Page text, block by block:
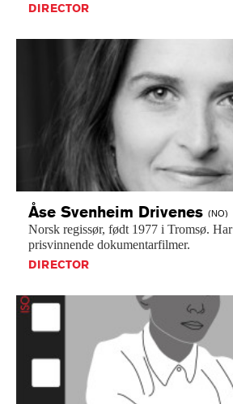
DIRECTOR
Åse Svenheim Drivenes (NO)
Norsk regissør, født 1977 i Tromsø. Har
prisvinnende dokumentarfilmer.
DIRECTOR